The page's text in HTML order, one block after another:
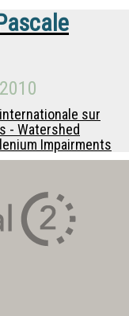
sur
- Watershed
Impairments